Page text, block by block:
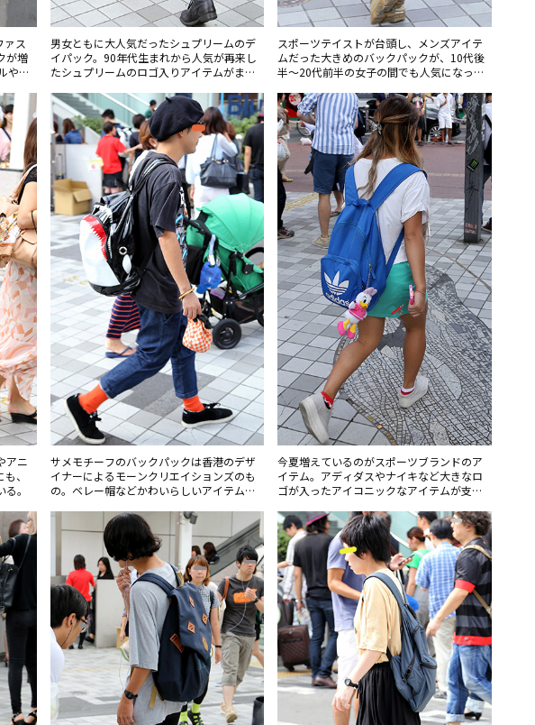
ァス
が増
や、
男女ともに大人気だったシュプリームのデ
イパック。90年代生まれから人気が再来し
たシュプリームのロゴ入りアイテムがまだ
スポーツテイストが台頭し、メンズアイテ
ムだった大きめのバックパックが、10代後
半〜20代前半の女子の間でも人気になって
アニ
、
。
サメモチーフのバックパックは香港のデザ
イナーによるモーンクリエイションズのも
の。ベレー帽などかわいらしいアイテムを
今夏増えているのがスポーツブランドのア
イテム。アディダスやナイキなど大きなロ
ゴが入ったアイコニックなアイテムが支持